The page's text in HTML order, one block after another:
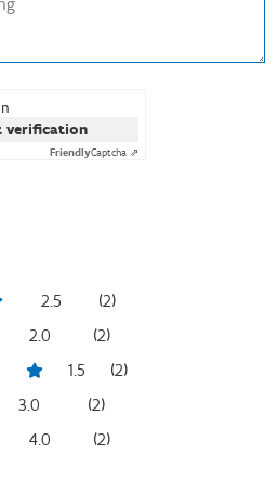
verification
FriendlyCaptcha ⇗
2.5 (2)
2.0 (2)
1.5 (2)
3.0 (2)
4.0 (2)